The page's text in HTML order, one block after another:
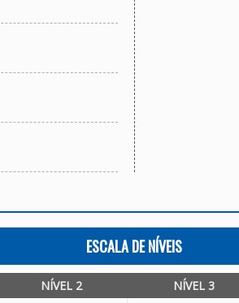
ESCALA DE NÍVEIS
NÍVEL 2 NÍVEL 3